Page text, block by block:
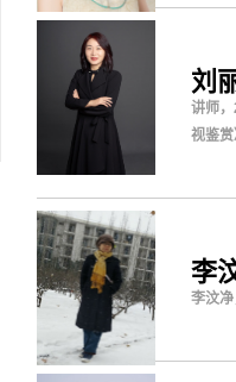
刘
讲师
视鉴
李
李汶